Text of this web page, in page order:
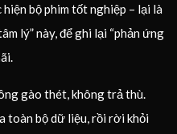
bộ phim tốt nghiệp – lại là
lý” này, để ghi lại “phản ứng
gào thét, không trả thù.
toàn bộ dữ liệu, rồi rời khỏi